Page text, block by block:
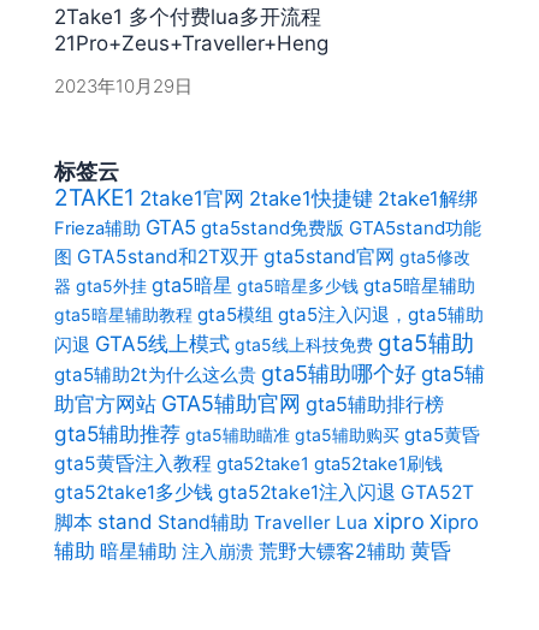
2Take1 多个付费lua多开流程
21Pro+Zeus+Traveller+Heng
2023年10月29日
标签云
2TAKE1 2take1官网 2take1快捷键 2take1解绑
Frieza辅助 GTA5 gta5stand免费版 GTA5stand功能
图 GTA5stand和2T双开 gta5stand官网 gta5修改
器 gta5外挂 gta5暗星 gta5暗星多少钱 gta5暗星辅助
gta5暗星辅助教程 gta5模组 gta5注入闪退，gta5辅助
闪退 GTA5线上模式 gta5线上科技免费 gta5辅助
gta5辅助2t为什么这么贵 gta5辅助哪个好gta5辅
助官方网站 GTA5辅助官网 gta5辅助排行榜
gta5辅助推荐 gta5辅助瞄准 gta5辅助购买 gta5黄昏
gta5黄昏注入教程 gta52take1 gta52take1刷钱
gta52take1多少钱 gta52take1注入闪退 GTA52T
脚本 stand Stand辅助 Traveller Lua xipro Xipro
辅助 暗星辅助 注入崩溃 荒野大镖客2辅助 黄昏